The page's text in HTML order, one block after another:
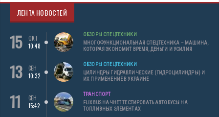
ЛЕНТА НОВОСТЕЙ
15
ОКТ
10:48
ОБЗОРЫ СПЕЦТЕХНИКИ
МНОГОФУНКЦИОНАЛЬНАЯ СПЕЦТЕХНИКА – МАШИНА,
КОТОРАЯ ЭКОНОМИТ ВРЕМЯ, ДЕНЬГИ И УСИЛИЯ
13
СЕН
10:32
ОБЗОРЫ СПЕЦТЕХНИКИ
ЦИЛИНДРЫ ГИДРАВЛИЧЕСКИЕ (ГИДРОЦИЛИНДРЫ) И
ИХ ПРИМЕНЕНИЕ В УКРАИНЕ
11
СЕН
15:42
ТРАНСПОРТ
FLIXBUS НАЧНЕТ ТЕСТИРОВАТЬ АВТОБУСЫ НА
ТОПЛИВНЫХ ЭЛЕМЕНТАХ